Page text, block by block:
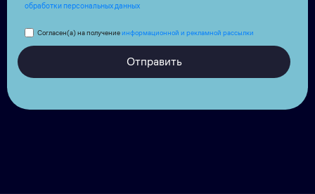
обработки персональных данных
Согласен(а) на получениеинформационной и рекламной рассылки
Отправить